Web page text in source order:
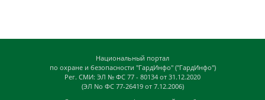
Национальный портал
по охране и безопасности "ГардИнфо" ("ГардИнфо")
Рег. СМИ: ЭЛ № ФС 77 - 80134 от 31.12.2020
(ЭЛ No ФС 77-26419 от 7.12.2006)